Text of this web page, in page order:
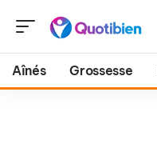
Aînés Grossesse